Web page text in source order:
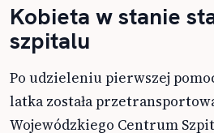
Kobieta w stanie
szpitalu
Po udzieleniu pierwszej
latka została
Wojewódzkiego Centrum